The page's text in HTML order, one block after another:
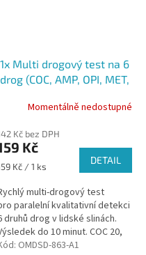
1x Multi drogový test na 6
drog (COC, AMP, OPI, MET,
Momentálně nedostupné
Kč bez DPH
Kč
Kč / 1 ks
DETAIL
multi-drogový test
paralelní kvalitativní detekci
druhů drog v lidské slinách.
do 10 minut. COC 20,
50, OPI 40, MET 50, MDMA
OMDSD-863-A1